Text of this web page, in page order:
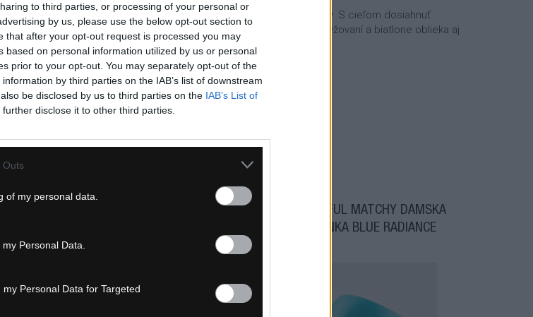
to third parties, or processing of your personal or
by us, please use the below opt-out section to
that after your opt-out request is processed you may
based on personal information utilized by us or personal
prior to your opt-out. You may separately opt-out of the
by third parties on the IAB’s list of downstream
be disclosed by us to third parties on the IAB’s List of
disclose it to other third parties.
Outs
of my personal data.
Personal Data.
Personal Data for Targeted
Pri výrobe používa inovatívne technológie a kvalitné materiály. S cieľom dosiahnuť
už viac ako 60 rokov. Okrem talianskej reprezentácie v bežeckom lyžovaní a biatlone oblieka aj
SPORTFUL MATCHY DÁMSKA
ČELENKA BLUE RADIANCE